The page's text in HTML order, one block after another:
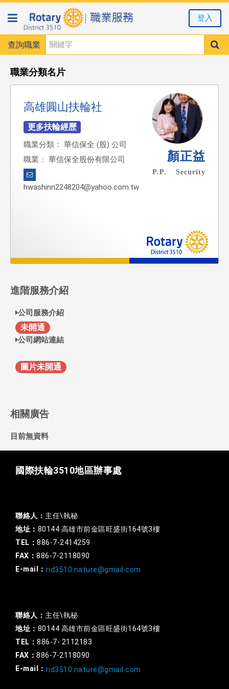
查詢職業
登入
職業分類名片
高雄圓山扶輪社
職業分類： 華信保全 (股) 公司
職業： 華信保全股份有限公司
hwashinn2248204@yahoo.com.tw
顏正益
P.P. Security
進階服務介紹
公司服務介紹
未開通
公司網站連結
圖片未開通
相關廣告
目前無資料
國際扶輪3510地區辦事處
聯絡人： 主任\執秘
地址： 80144 高雄市前金區旺盛街164號3樓
TEL： 886-7-2414259
FAX： 886-7-2118090
E-mail： rid3510.nature@gmail.com
聯絡人： 主任\執秘
地址： 80144 高雄市前金區旺盛街164號3樓
TEL： 886-7- 2112183
FAX： 886-7-2118090
E-mail： rid3510.nature@gmail.com